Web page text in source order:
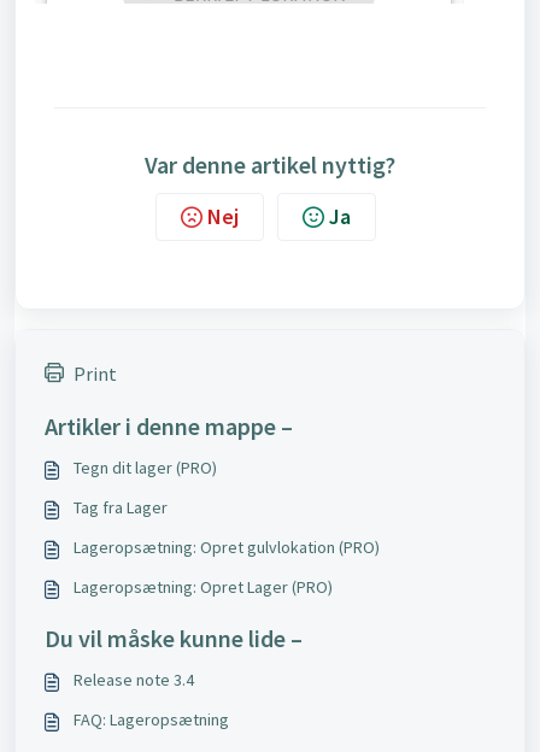
Var denne artikel nyttig?
Nej Ja
Print
Artikler i denne mappe –
Tegn dit lager (PRO)
Tag fra Lager
Lageropsætning: Opret gulvlokation (PRO)
Lageropsætning: Opret Lager (PRO)
Du vil måske kunne lide –
Release note 3.4
FAQ: Lageropsætning